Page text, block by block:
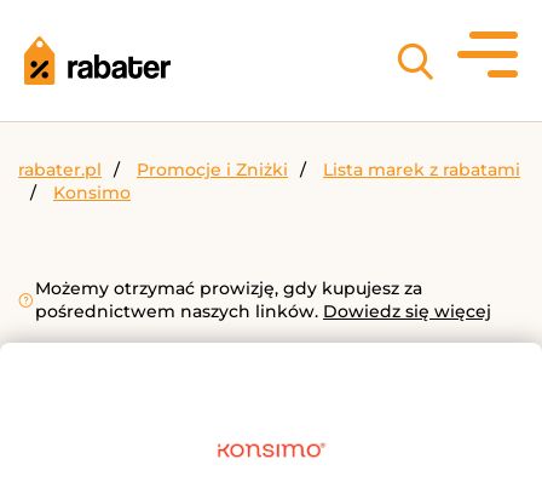
rabater.pl Promocje i Zniżki
Lista marek z rabatami
Konsimo
Możemy otrzymać prowizję, gdy kupujesz za
pośrednictwem naszych linków. Dowiedz się więcej